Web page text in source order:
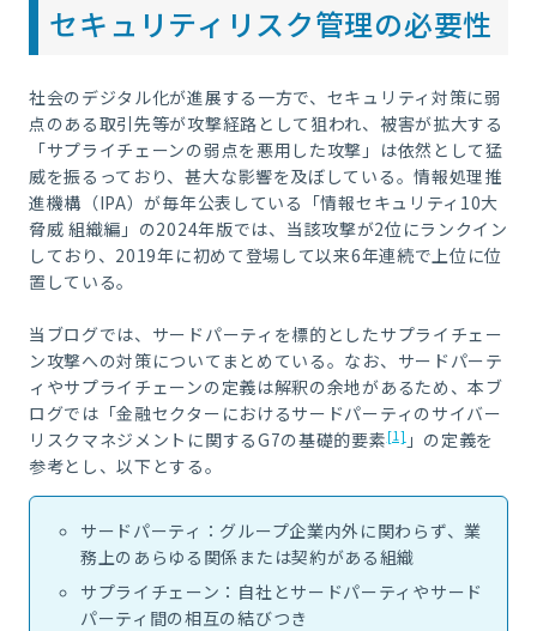
セキュリティリスク管理の必要性
社会のデジタル化が進展する一方で、セキュリティ対策に弱
点のある取引先等が攻撃経路として狙われ、被害が拡大する
「サプライチェーンの弱点を悪用した攻撃」は依然として猛
威を振るっており、甚大な影響を及ぼしている。情報処理推
進機構（IPA）が毎年公表している「情報セキュリティ10大
脅威 組織編」の2024年版では、当該攻撃が2位にランクイン
しており、2019年に初めて登場して以来6年連続で上位に位
置している。
当ブログでは、サードパーティを標的としたサプライチェー
ン攻撃への対策についてまとめている。なお、サードパーテ
ィやサプライチェーンの定義は解釈の余地があるため、本ブ
ログでは「金融セクターにおけるサードパーティのサイバー
リスクマネジメントに関するG7の基礎的要素[1]」の定義を
参考とし、以下とする。
サードパーティ：グループ企業内外に関わらず、業
務上のあらゆる関係または契約がある組織
サプライチェーン：自社とサードパーティやサード
パーティ間の相互の結びつき